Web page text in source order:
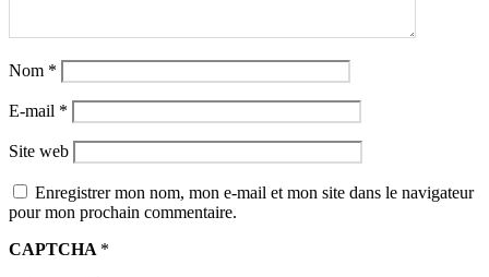
Nom *
E-mail *
Site web
Enregistrer mon nom, mon e-mail et mon site dans le navigateur
pour mon prochain commentaire.
CAPTCHA *